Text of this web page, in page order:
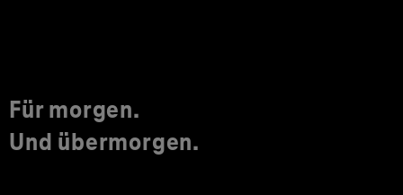
Für morgen.
Und übermorgen.